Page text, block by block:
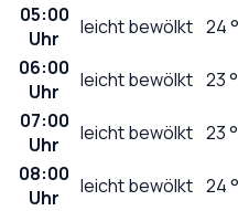
05:00
Uhr
leicht bewölkt 24
06:00
Uhr
leicht bewölkt 23
07:00
Uhr
leicht bewölkt 23
08:00
Uhr
leicht bewölkt 24